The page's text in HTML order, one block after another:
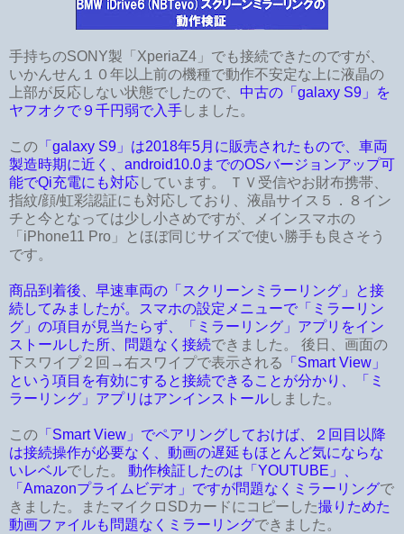
手持ちのSONY製「XperiaZ4」でも接続できたのですが、
いかんせん１０年以上前の機種で動作不安定な上に液晶の
上部が反応しない状態でしたので、 中古の「galaxy S9」を
ヤフオクで９千円弱で入手 しました。
この 「galaxy S9」は2018年5月に販売されたもので、車両
製造時期に近く、android10.0までのOSバージョンアップ可
能でQi充電にも対応 しています。 ＴＶ受信やお財布携帯、
指紋/顔/虹彩認証にも対応しており、液晶サイス５．８イン
チと今となっては少し小さめですが、メインスマホの
「iPhone11 Pro」とほぼ同じサイズで使い勝手も良さそう
です。
商品到着後、早速車両の「スクリーンミラーリング」と接
続してみましたが。スマホの設定メニューで「ミラーリン
グ」の項目が見当たらず、「ミラーリング」アプリをイン
ストールした所、問題なく接続できました。 後日、画面の
下スワイプ２回→右スワイプで表示される
「Smart View」
という項目を有効にすると接続できることが分かり、「ミ
ラーリング」アプリはアンインストール しました。
この 「Smart View」でペアリングしておけば、２回目以降
は接続操作が必要なく、動画の遅延もほとんど気にならな
いレベルでした。 動作検証したのは「YOUTUBE」、
「Amazonプライムビデオ」ですが問題なくミラーリングで
きました。またマイクロSDカードにコピーした撮りためた
動画ファイルも問題なくミラーリングできました。